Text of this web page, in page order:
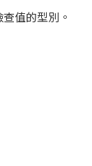
值的型別。